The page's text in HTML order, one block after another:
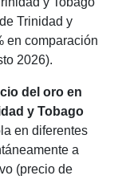
Trinidad y
en comparación
2026).
del oro en
y Tobago
en diferentes
a
(precio de